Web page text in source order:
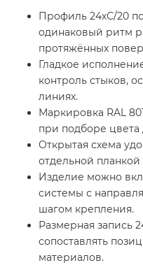
Профиль 24хС/20
одинаковый ритм
протяжённых
Гладкое
контроль стыков,
линиях.
Маркировка RAL
при подборе цвета
Открытая схема
отдельной
Изделие можно
системы с
шагом крепления.
Размерная запись
сопоставлять
материалов.